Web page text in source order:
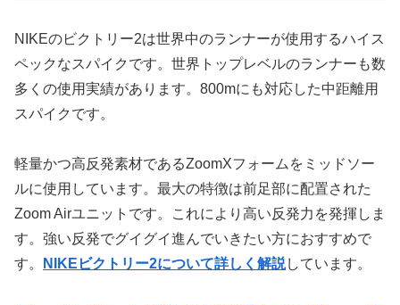
NIKEのビクトリー2は世界中のランナーが使用するハイス
ペックなスパイクです。世界トップレベルのランナーも数
多くの使用実績があります。800mにも対応した中距離用
スパイクです。
軽量かつ高反発素材であるZoomXフォームをミッドソー
ルに使用しています。最大の特徴は前足部に配置された
Zoom Airユニットです。これにより高い反発力を発揮しま
す。強い反発でグイグイ進んでいきたい方におすすめで
す。
NIKEビクトリー2について詳しく解説しています。